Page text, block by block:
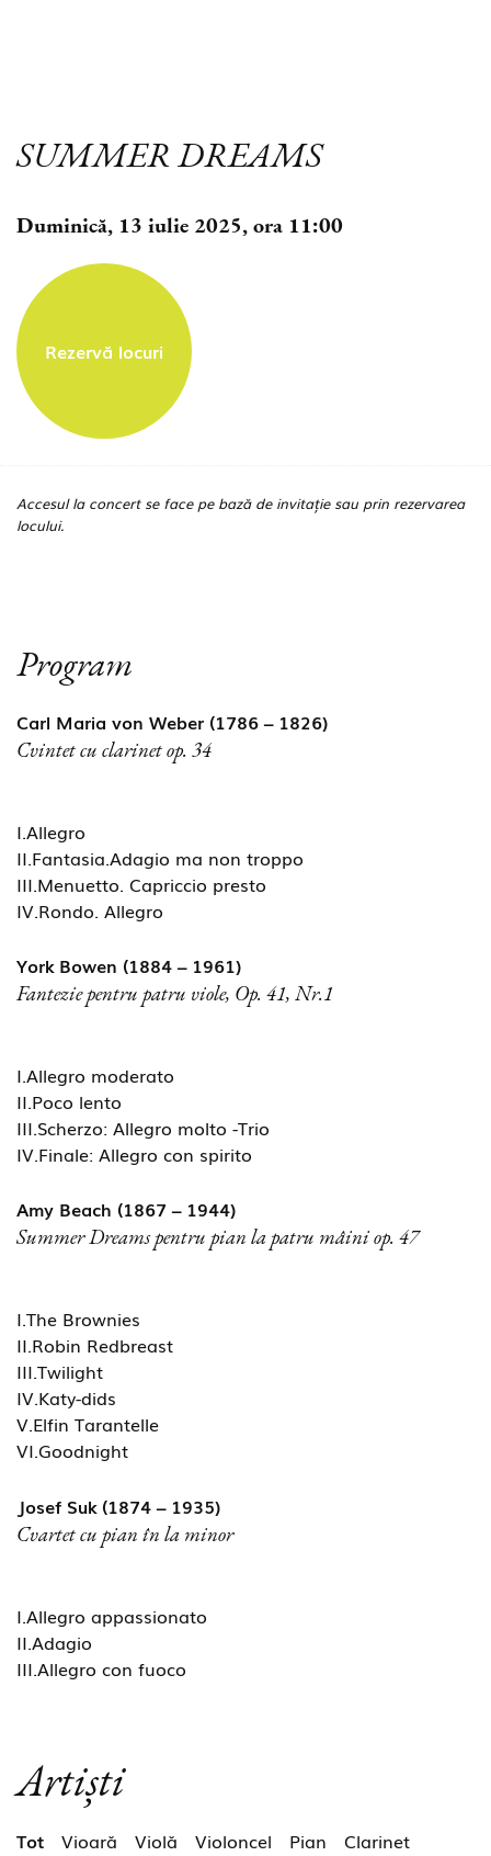
SUMMER DREAMS
Duminică, 13 iulie 2025, ora 11:00
Rezervă locuri
Accesul la concert se face pe bază de invitație sau prin rezervarea
locului.
Program
Carl Maria von Weber (1786 – 1826)
Cvintet cu clarinet op. 34
I.Allegro
II.Fantasia.Adagio ma non troppo
III.Menuetto. Capriccio presto
IV.Rondo. Allegro
York Bowen (1884 – 1961)
Fantezie pentru patru viole, Op. 41, Nr.1
I.Allegro moderato
II.Poco lento
III.Scherzo: Allegro molto -Trio
IV.Finale: Allegro con spirito
Amy Beach (1867 – 1944)
Summer Dreams pentru pian la patru mâini op. 47
I.The Brownies
II.Robin Redbreast
III.Twilight
IV.Katy-dids
V.Elfin Tarantelle
VI.Goodnight
Josef Suk (1874 – 1935)
Cvartet cu pian în la minor
I.Allegro appassionato
II.Adagio
III.Allegro con fuoco
Artiști
Tot Vioară Violă Violoncel Pian
Clarinet